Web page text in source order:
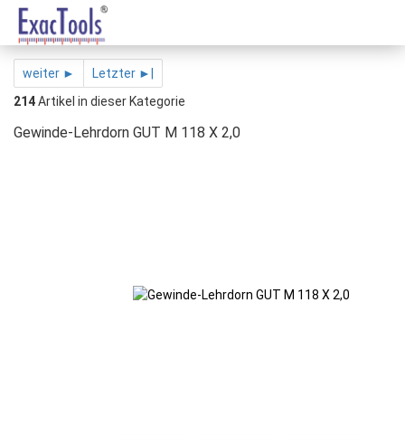
weiter ►
Letzter ►|
214Artikel in dieser Kategorie
Gewinde-Lehrdorn GUT M 118 X 2,0